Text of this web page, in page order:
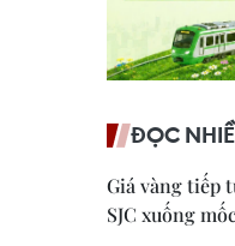
ĐỌC
Giá vàng tiếp
SJC xuống